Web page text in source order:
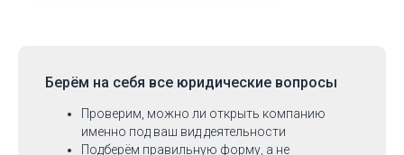
Берём на себя все юридические вопросы
Проверим, можно ли открыть компанию
именно под ваш вид деятельности
Подберём правильную форму, а не